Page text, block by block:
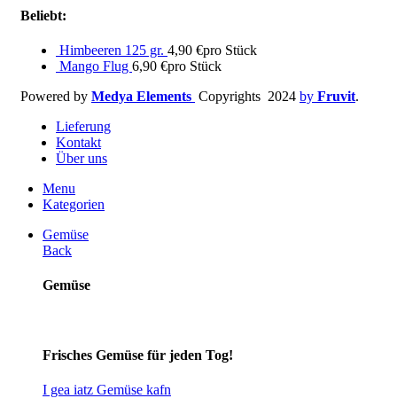
Beliebt:
Himbeeren 125 gr. 4,90 €pro Stück
Mango Flug 6,90 €pro Stück
Powered by Medya Elements Copyrights 2024 by Fruvit.
Lieferung
Kontakt
Über uns
Menu
Kategorien
Gemüse
Back
Gemüse
Frisches Gemüse für jeden Tog!
I gea iatz Gemüse kafn